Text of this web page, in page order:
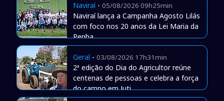
Naviraí- 05/08/2026 09h25min
Naviraí lança a Campanha Agosto Lilás
com foco nos 20 anos da Lei Maria da
Penha
Geral - 03/08/2026 17h31min
2ª edição do Dia do Agricultor reúne
centenas de pessoas e celebra a força
do campo em Juti